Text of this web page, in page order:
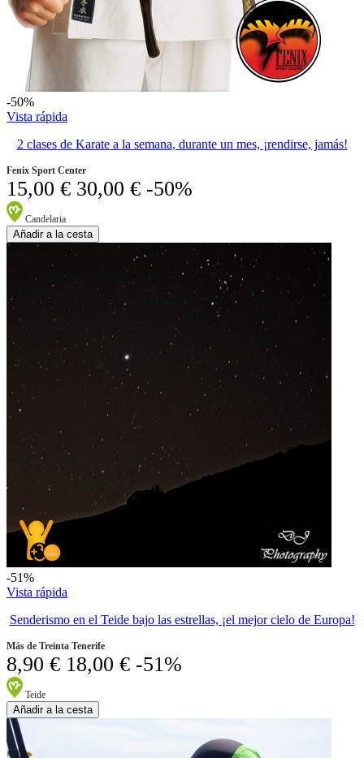
-50%
Vista rápida
2 clases de Karate a la semana, durante un mes, ¡rendirse, jamás!
Fenix Sport Center
15,00 € 30,00 € -50%
Candelaria
Añadir a la cesta
-51%
Vista rápida
Senderismo en el Teide bajo las estrellas, ¡el mejor cielo de Europa!
Más de Treinta Tenerife
8,90 € 18,00 € -51%
Teide
Añadir a la cesta